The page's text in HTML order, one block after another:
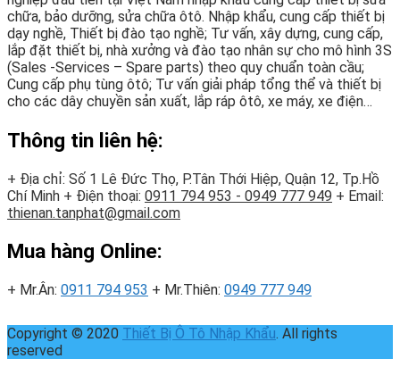
chữa, bảo dưỡng, sửa chữa ôtô. Nhập khẩu, cung cấp thiết bị
dạy nghề, Thiết bị đào tạo nghề; Tư vấn, xây dựng, cung cấp,
lắp đặt thiết bị, nhà xưởng và đào tạo nhân sự cho mô hình 3S
(Sales -Services – Spare parts) theo quy chuẩn toàn cầu;
Cung cấp phụ tùng ôtô; Tư vấn giải pháp tổng thể và thiết bị
cho các dây chuyền sản xuất, lắp ráp ôtô, xe máy, xe điện…
Thông tin liên hệ:
+ Địa chỉ: Số 1 Lê Đức Thọ, P.Tân Thới Hiệp, Quận 12, Tp.Hồ
Chí Minh + Điện thoại: 0911 794 953 - 0949 777 949 + Email:
thienan.tanphat@gmail.com
Mua hàng Online:
+ Mr.Ân: 0911 794 953 + Mr.Thiên: 0949 777 949
Copyright © 2020 Thiết Bị Ô Tô Nhập Khẩu. All rights
reserved